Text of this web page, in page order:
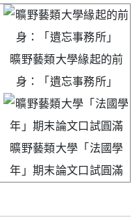
曠野藝類大學緣起的前
身：「遺忘事務所」
曠野藝類大學「法國學
年」期末論文口試圓滿